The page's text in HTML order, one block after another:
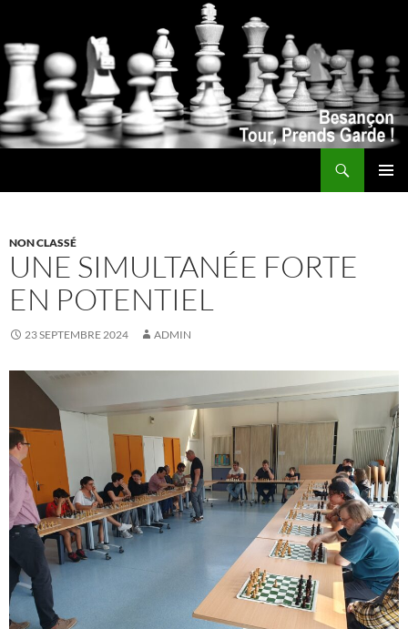
NON CLASSÉ
UNE SIMULTANÉE FORTE
EN POTENTIEL
23 SEPTEMBRE 2024 ADMIN